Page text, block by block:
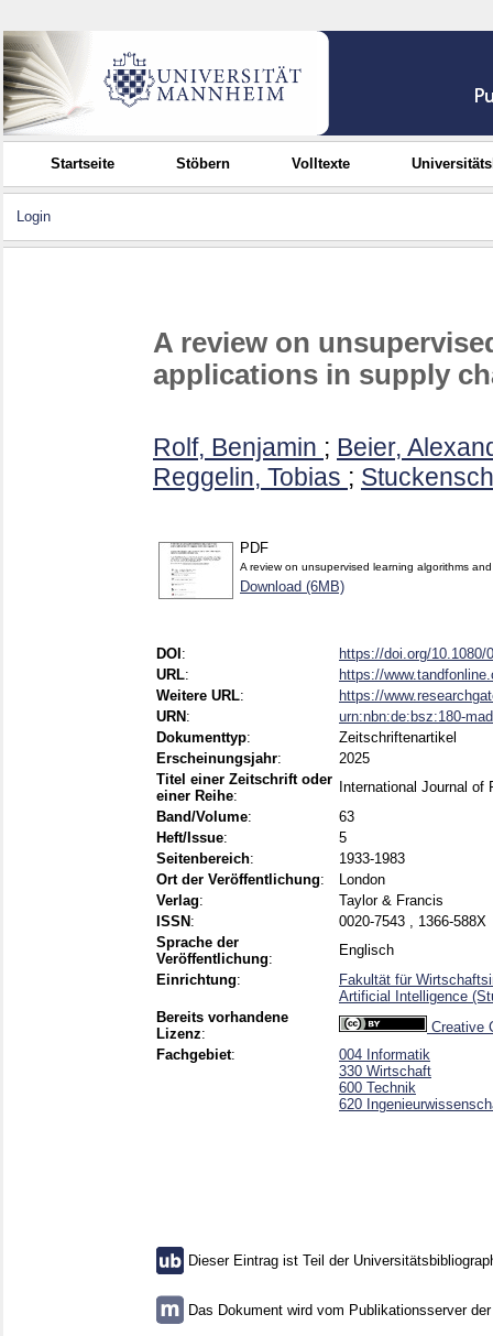
Startseite Stöbern Volltexte
Login
A review on
applications in supply
Rolf, Benjamin ; Beier,
Reggelin, Tobias ;
PDF
A review on unsupervised learning algorithms
Download (6MB)
DOI :
https://doi.org/10.1080/
URL:
https://
Weitere URL:
https://
URN :
urn:nbn:de:bsz:180-
Dokumenttyp:
Zeitschriftenartikel
Erscheinungsjahr:
2025
Titel einer Zeitschrift oder
einer Reihe:
International Journal of
Band/Volume:
63
Heft/Issue:
5
Seitenbereich:
1933-1983
Ort der Veröffentlichung:
London
Verlag:
Taylor & Francis
ISSN :
0020-7543 , 1366-588X
Sprache der
Veröffentlichung:
Englisch
Einrichtung:
Fakultät für
Artificial Intelligence
Bereits vorhandene
Lizenz:
Creative
Fachgebiet:
004 Informatik
330 Wirtschaft
600 Technik
620
Dieser Eintrag ist Teil der
Das Dokument wird vom Publikationsserver